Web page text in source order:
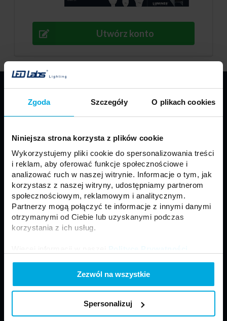
Zgoda Szczegóły O plikach cookies
Niniejsza strona korzysta z plików cookie
Wykorzystujemy pliki cookie do spersonalizowania treści
i reklam, aby oferować funkcje społecznościowe i
analizować ruch w naszej witrynie. Informacje o tym, jak
korzystasz z naszej witryny, udostępniamy partnerom
społecznościowym, reklamowym i analitycznym.
Partnerzy mogą połączyć te informacje z innymi danymi
otrzymanymi od Ciebie lub uzyskanymi podczas
korzystania z ich usług.
Zezwól na wszystkie
Spersonalizuj
Utwórz konto
Zasilacze Sterowniki
Oprawy sufitowe Moduły
Motoryzacja Złącza i akcesoria
Panele LED Naświetlacze LED
Neony LED Lampy zewnętrzne
Materiały do pobrania
Dokumenty reklamacyjne Relacje inwestorskie
Kodeks postępowania